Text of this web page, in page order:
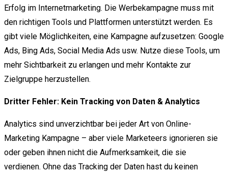
Erfolg im Internetmarketing. Die Werbekampagne muss mit
den richtigen Tools und Plattformen unterstützt werden. Es
gibt viele Möglichkeiten, eine Kampagne aufzusetzen: Google
Ads, Bing Ads, Social Media Ads usw. Nutze diese Tools, um
mehr Sichtbarkeit zu erlangen und mehr Kontakte zur
Zielgruppe herzustellen.
Dritter Fehler: Kein Tracking von Daten & Analytics
Analytics sind unverzichtbar bei jeder Art von Online-
Marketing Kampagne – aber viele Marketeers ignorieren sie
oder geben ihnen nicht die Aufmerksamkeit, die sie
verdienen. Ohne das Tracking der Daten hast du keinen